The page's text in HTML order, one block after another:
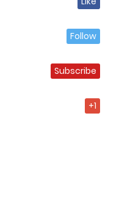
Follow
Subscribe
+1